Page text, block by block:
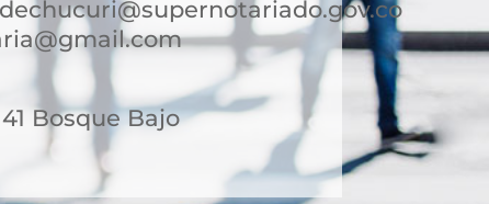
Bosque Bajo